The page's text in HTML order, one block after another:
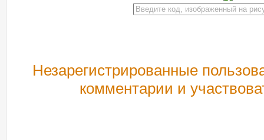
Незарегистрированные
комментарии и